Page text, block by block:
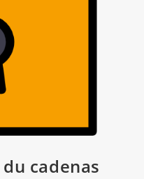
cadenas